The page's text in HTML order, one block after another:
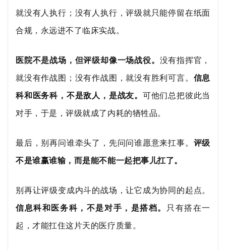
就没有人执行；没有人执行，评级就只能停留在纸面
合规，永远进不了临床实战。
医院不是战场，但评级却像一场战役。 没有指挥官，
就没有作战图；没有作战图，就没有胜利可言。 信息
科和医务科，不是敌人，是战友。 可他们总把彼此当
对手，于是，评级就成了内耗的牺牲品。
最后，别再问谁牵头了，先问问谁愿意来扛事。 评级
不是谁赢谁输，而是能不能一起把事儿扛了。
别再让评级变成内斗的战场，让它成为协同的起点。
信息科和医务科，不是对手，是搭档。 只有搭在一
起，才能扛住这片天的医疗质量。